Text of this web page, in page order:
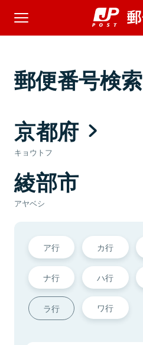
郵便番号検索
京都府
キョウトフ
綾部市
アヤベシ
ア行 カ行
ナ行 ハ行
ラ行 ワ行